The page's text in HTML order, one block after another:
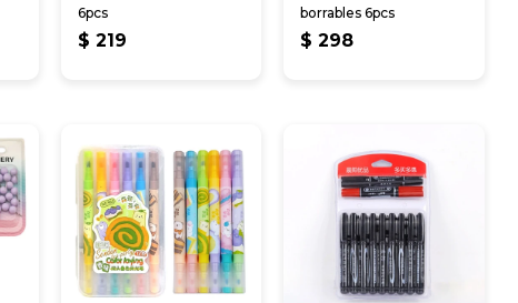
6pcs
$ 219
borrables 6pcs
$ 298